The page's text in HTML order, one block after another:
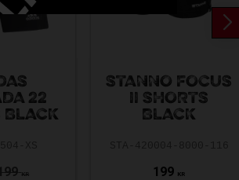
22
BLACK
KR
STANNO FOCUS
II SHORTS
BLACK
199 KR